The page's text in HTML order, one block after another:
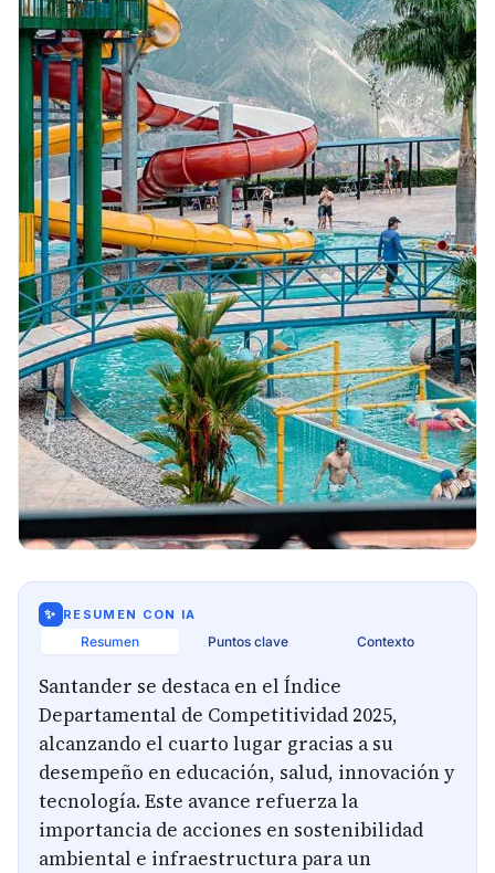
✨ RESUMEN CON IA
Resumen Puntos clave Contexto
Santander se destaca en el Índice
Departamental de Competitividad 2025,
alcanzando el cuarto lugar gracias a su
desempeño en educación, salud, innovación y
tecnología. Este avance refuerza la
importancia de acciones en sostenibilidad
ambiental e infraestructura para un